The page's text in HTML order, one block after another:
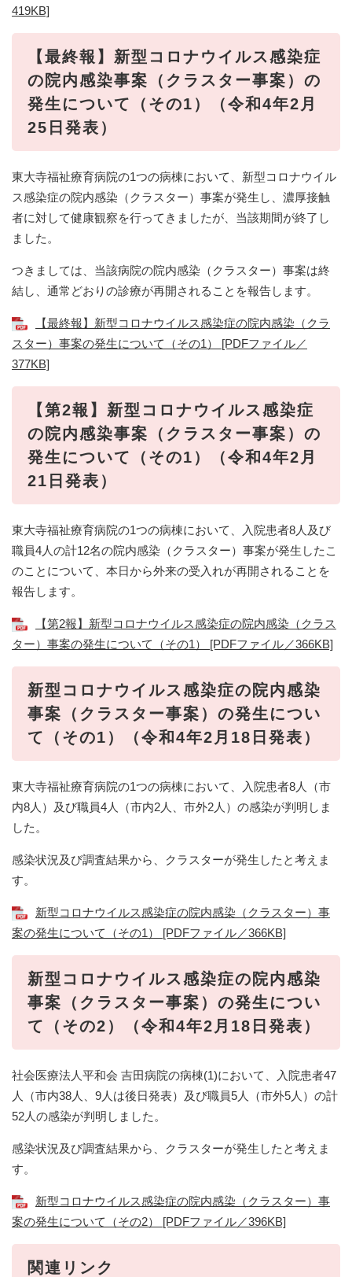
419KB]
【最終報】新型コロナウイルス感染症
の院内感染事案（クラスター事案）の
発生について（その1）（令和4年2月
25日発表）
東大寺福祉療育病院の1つの病棟において、新型コロナウイル
ス感染症の院内感染（クラスター）事案が発生し、濃厚接触
者に対して健康観察を行ってきましたが、当該期間が終了し
ました。
つきましては、当該病院の院内感染（クラスター）事案は終
結し、通常どおりの診療が再開されることを報告します。
【最終報】新型コロナウイルス感染症の院内感染（クラ
スター）事案の発生について（その1） [PDFファイル／
377KB]
【第2報】新型コロナウイルス感染症
の院内感染事案（クラスター事案）の
発生について（その1）（令和4年2月
21日発表）
東大寺福祉療育病院の1つの病棟において、入院患者8人及び
職員4人の計12名の院内感染（クラスター）事案が発生したこ
のことについて、本日から外来の受入れが再開されることを
報告します。
【第2報】新型コロナウイルス感染症の院内感染（クラス
ター）事案の発生について（その1） [PDFファイル／366KB]
新型コロナウイルス感染症の院内感染
事案（クラスター事案）の発生につい
て（その1）（令和4年2月18日発表）
東大寺福祉療育病院の1つの病棟において、入院患者8人（市
内8人）及び職員4人（市内2人、市外2人）の感染が判明しま
した。
感染状況及び調査結果から、クラスターが発生したと考えま
す。
新型コロナウイルス感染症の院内感染（クラスター）事
案の発生について（その1） [PDFファイル／366KB]
新型コロナウイルス感染症の院内感染
事案（クラスター事案）の発生につい
て（その2）（令和4年2月18日発表）
社会医療法人平和会 吉田病院の病棟(1)において、入院患者47
人（市内38人、9人は後日発表）及び職員5人（市外5人）の計
52人の感染が判明しました。
感染状況及び調査結果から、クラスターが発生したと考えま
す。
新型コロナウイルス感染症の院内感染（クラスター）事
案の発生について（その2） [PDFファイル／396KB]
関連リンク